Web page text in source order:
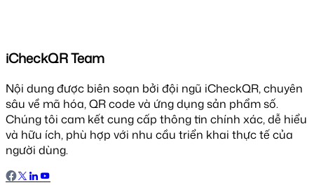
iCheckQR Team
Nội dung được biên soạn bởi đội ngũ iCheckQR, chuyên
sâu về mã hóa, QR code và ứng dụng sản phẩm số.
Chúng tôi cam kết cung cấp thông tin chính xác, dễ hiểu
và hữu ích, phù hợp với nhu cầu triển khai thực tế của
người dùng.